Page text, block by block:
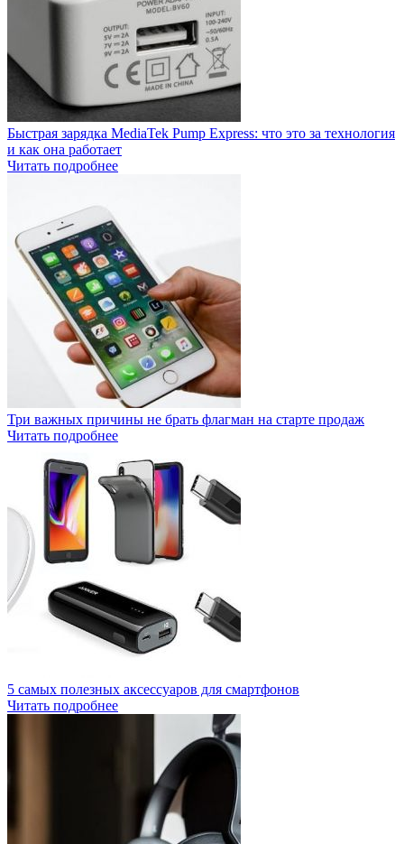
Быстрая зарядка MediaTek Pump Express: что это за технология
и как она работает
Читать подробнее
Три важных причины не брать флагман на старте продаж
Читать подробнее
5 самых полезных аксессуаров для смартфонов
Читать подробнее